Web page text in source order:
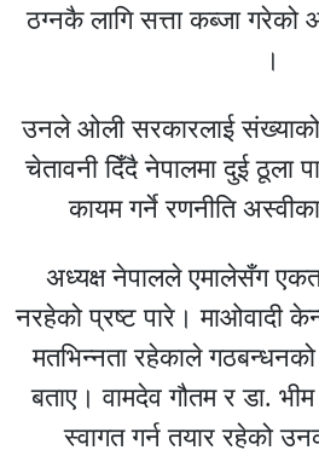
ठग्नकै लागि सत्ता कब्जा
।
उनले ओली सरकारलाई
चेतावनी दिँदै नेपालमा दुई ठूला
कायम गर्ने रणनीति
अध्यक्ष नेपालले एमालेसँग
नरहेको प्रष्ट पारे। माओवादी
मतभिन्नता रहेकाले
बताए। वामदेव गौतम र डा. भीम
स्वागत गर्न तयार रहेको